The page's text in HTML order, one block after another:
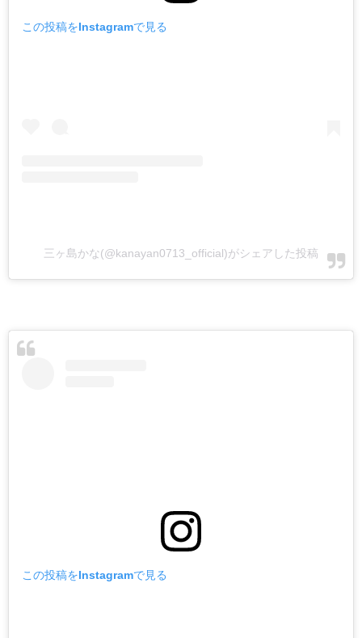
この投稿をInstagramで見る
三ヶ島かな(@kanayan0713_official)がシェアした投稿
この投稿をInstagramで見る